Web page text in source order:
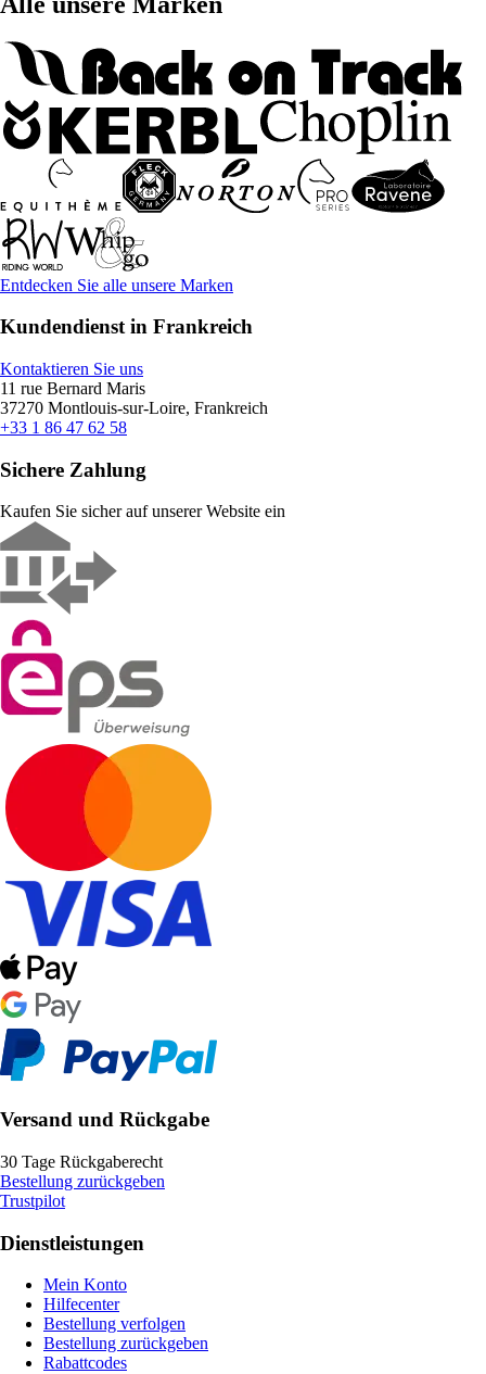
Entdecken Sie alle unsere Marken
Kundendienst in Frankreich
Kontaktieren Sie uns
11 rue Bernard Maris
37270 Montlouis-sur-Loire, Frankreich
+33 1 86 47 62 58
Sichere Zahlung
Kaufen Sie sicher auf unserer Website ein
Versand und Rückgabe
30 Tage Rückgaberecht
Bestellung zurückgeben
Trustpilot
Dienstleistungen
Mein Konto
Hilfecenter
Bestellung verfolgen
Bestellung zurückgeben
Rabattcodes